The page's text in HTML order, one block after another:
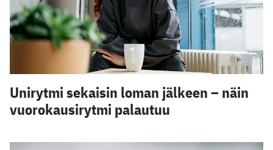
Unirytmi sekaisin loman jälkeen – näin
vuorokausirytmi palautuu